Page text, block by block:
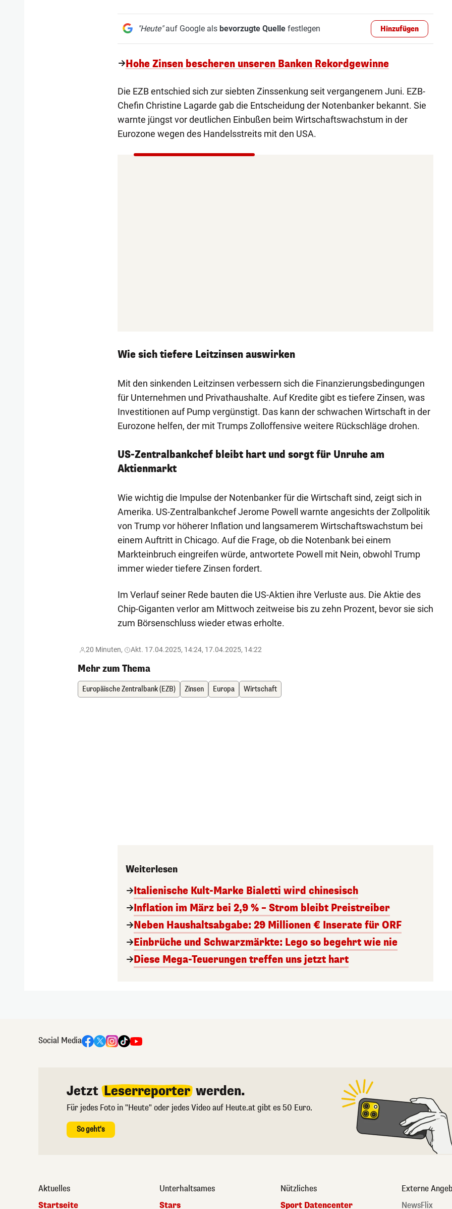
"Heute"auf Google als bevorzugte Quellefestlegen Hinzufügen
Hohe Zinsen bescheren unseren Banken Rekordgewinne
Die EZB entschied sich zur siebten Zinssenkung seit vergangenem Juni. EZB-
Chefin Christine Lagarde gab die Entscheidung der Notenbanker bekannt. Sie
warnte jüngst vor deutlichen Einbußen beim Wirtschaftswachstum in der
Eurozone wegen des Handelsstreits mit den USA.
Wie sich tiefere Leitzinsen auswirken
Mit den sinkenden Leitzinsen verbessern sich die Finanzierungsbedingungen
für Unternehmen und Privathaushalte. Auf Kredite gibt es tiefere Zinsen, was
Investitionen auf Pump vergünstigt. Das kann der schwachen Wirtschaft in der
Eurozone helfen, der mit Trumps Zolloffensive weitere Rückschläge drohen.
US-Zentralbankchef bleibt hart und sorgt für Unruhe am
Aktienmarkt
Wie wichtig die Impulse der Notenbanker für die Wirtschaft sind, zeigt sich in
Amerika. US-Zentralbankchef Jerome Powell warnte angesichts der Zollpolitik
von Trump vor höherer Inflation und langsamerem Wirtschaftswachstum bei
einem Auftritt in Chicago. Auf die Frage, ob die Notenbank bei einem
Markteinbruch eingreifen würde, antwortete Powell mit Nein, obwohl Trump
immer wieder tiefere Zinsen fordert.
Im Verlauf seiner Rede bauten die US-Aktien ihre Verluste aus. Die Aktie des
Chip-Giganten verlor am Mittwoch zeitweise bis zu zehn Prozent, bevor sie sich
zum Börsenschluss wieder etwas erholte.
20 Minuten, Akt. 17.04.2025, 14:24, 17.04.2025, 14:22
Mehr zum Thema
Europäische Zentralbank (EZB) Zinsen Europa Wirtschaft
Weiterlesen
Italienische Kult-Marke Bialetti wird chinesisch
Inflation im März bei 2,9 % – Strom bleibt Preistreiber
Neben Haushaltsabgabe: 29 Millionen € Inserate für ORF
Einbrüche und Schwarzmärkte: Lego so begehrt wie nie
Diese Mega-Teuerungen treffen uns jetzt hart
Social Media
Jetzt Leserreporter werden.
Für jedes Foto in "Heute" oder jedes Video auf Heute.at gibt es 50 Euro.
So geht's
Aktuelles
Startseite
Unterhaltsames
Stars
Nützliches
Sport Datencenter
Externe
NewsFlix